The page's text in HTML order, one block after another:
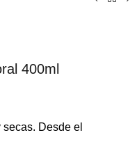
400ml
Desde el